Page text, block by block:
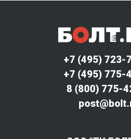
+7 (495) 723-
+7 (495) 775-
8 (800) 775-